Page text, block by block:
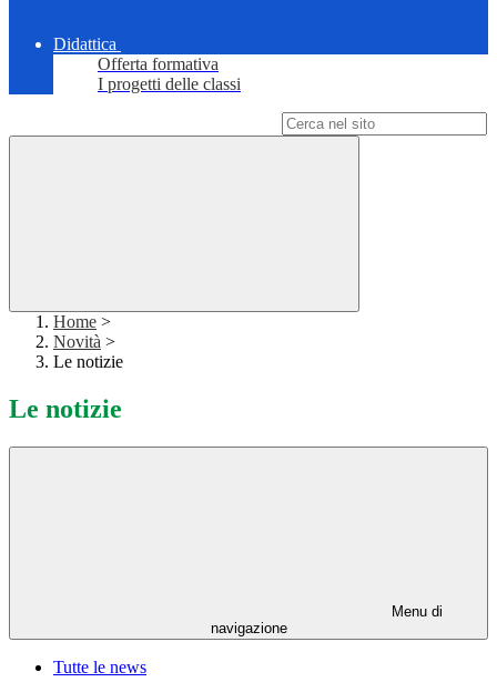
Didattica
Offerta formativa
I progetti delle classi
Home >
Novità >
Le notizie
Le notizie
Menu di
navigazione
Tutte le news